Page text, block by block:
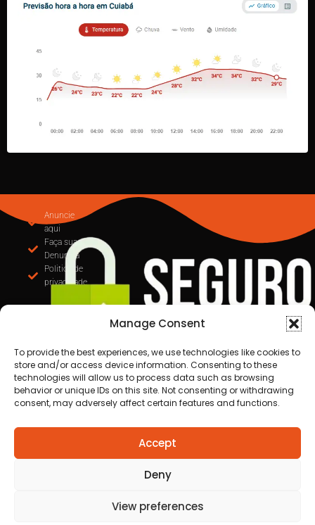
Manage Consent
To provide the best experiences, we use technologies like cookies to
store and/or access device information. Consenting to these
technologies will allow us to process data such as browsing
behavior or unique IDs on this site. Not consenting or withdrawing
consent, may adversely affect certain features and functions.
Accept
Deny
View preferences
Anuncie
aqui
Faça sua
Denuncia
Politica de
privacidade
MT | 2025
Desenvolvido por Cafecursinho - soluções digitais